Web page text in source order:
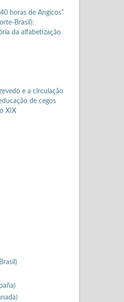
horas de Angicos”
Brasil):
da alfabetização
e a circulação
de cegos
XIX